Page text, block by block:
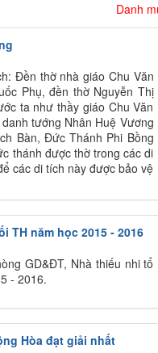
Danh mục
Đền thờ nhà giáo Chu Văn
Phụ, đền thờ Nguyễn Thị
ta như thầy giáo Chu Văn
tướng Nhân Huệ Vương
Bàn, Đức Thánh Phi Bồng
thánh được thờ trong các di
các di tích này được bảo vệ
TH năm học 2015 - 2016
GD&ĐT, Nhà thiếu nhi tổ
- 2016.
Hòa đạt giải nhất